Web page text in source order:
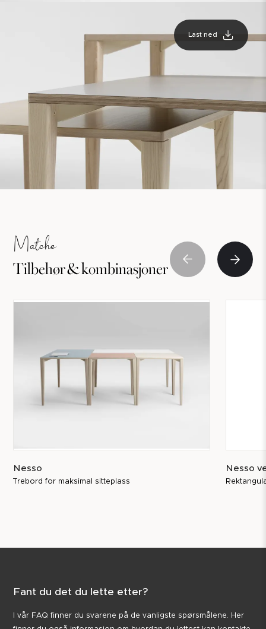
Last ned
Matche
Tilbehør & kombinasjoner
Nesso
Trebord for maksimal sitteplass
Nesso
Fant du det du lette etter?
I vår FAQ finner du svarene på de vanligste spørsmålene. Her